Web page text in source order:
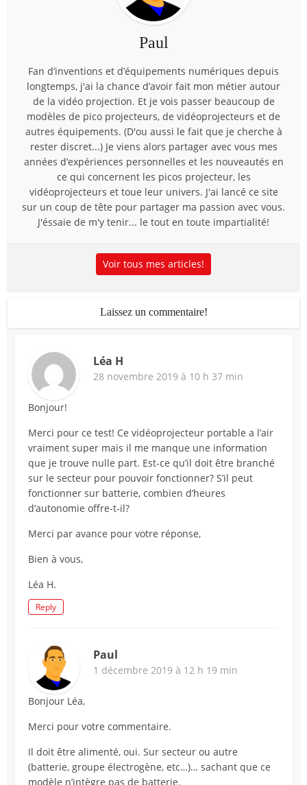
Paul
Fan d’inventions et d’équipements numériques depuis
longtemps, j'ai la chance d’avoir fait mon métier autour
de la vidéo projection. Et je vois passer beaucoup de
modèles de pico projecteurs, de vidéoprojecteurs et de
autres équipements. (D'ou aussi le fait que je cherche à
rester discret...) Je viens alors partager avec vous mes
années d’expériences personnelles et les nouveautés en
ce qui concernent les picos projecteur, les
vidéoprojecteurs et toue leur univers. J'ai lancé ce site
sur un coup de tête pour partager ma passion avec vous.
J'éssaie de m'y tenir... le tout en toute impartialité!
Voir tous mes articles!
Laissez un commentaire!
Léa H
28 novembre 2019 à 10 h 37 min
Bonjour!
Merci pour ce test! Ce vidéoprojecteur portable a l’air
vraiment super mais il me manque une information
que je trouve nulle part. Est-ce qu’il doit être branché
sur le secteur pour pouvoir fonctionner? S’il peut
fonctionner sur batterie, combien d’heures
d’autonomie offre-t-il?
Merci par avance pour votre réponse,
Bien à vous,
Léa H.
Reply
Paul
1 décembre 2019 à 12 h 19 min
Bonjour Léa,
Merci pour votre commentaire.
Il doit être alimenté, oui. Sur secteur ou autre
(batterie, groupe électrogène, etc…)… sachant que ce
modèle n’intègre pas de batterie.